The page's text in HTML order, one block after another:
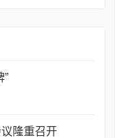
”
隆重召开